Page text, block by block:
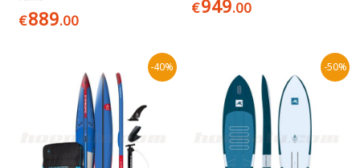
€889.00
€949.00
-40% -50%